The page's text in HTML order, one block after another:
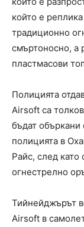
който е
традиционно
смъртоносно, а
пластмасови
Полицията
Airsoft са
бъдат объркани
полицията в
Райс, след като
огнестрелно
Тийнейджърът
Airsoft в